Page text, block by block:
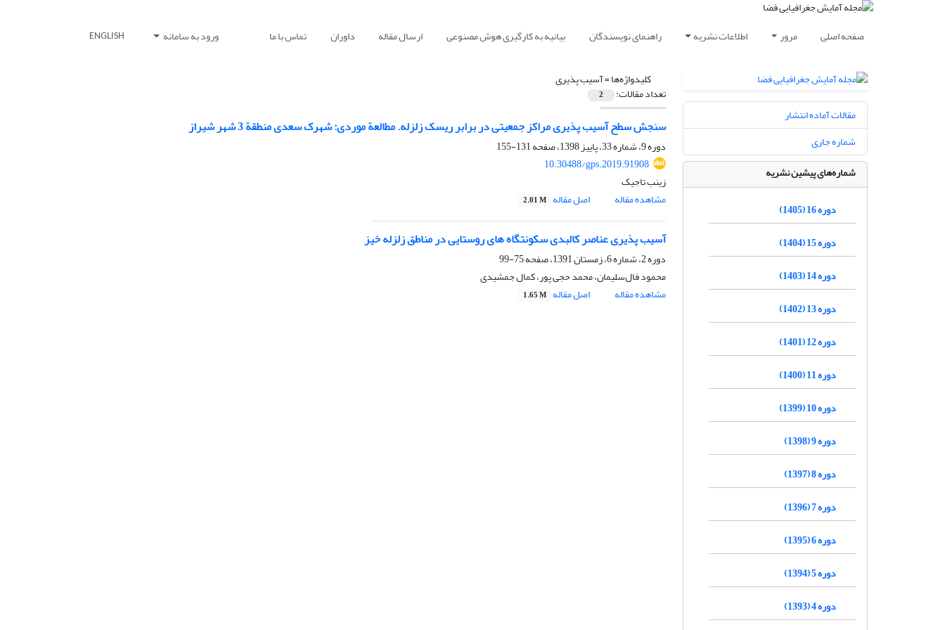
صفحه اصلی مرور اطلاعات نشریه راهنمای نویسندگان بیانیه به کارگیری هوش مصنوعی ارسال مقاله داوران تماس با ما ورود به سامانه ENGLISH
کلیدواژه‌ها =آسیب پذیری
تعداد مقالات: 2
سنجش سطح آسیب پذیری مراکز جمعیتی در برابر ریسک زلزله. مطالعة موردی: شهرک سعدی منطقة 3 شهر شیراز
دوره 9، شماره 33، پاییز 1398، صفحه
131-155
10.30488/gps.2019.91908
زینب تاجیک
مشاهده مقاله
اصل مقاله 2.01 M
آسیب پذیری عناصر کالبدی سکونتگاه های روستایی در مناطق زلزله خیز
دوره 2، شماره 6، زمستان 1391، صفحه
75-99
محمود فال‌سلیمان، محمد حجی پور، کمال جمشیدی
مشاهده مقاله
اصل مقاله 1.65 M
مقالات آماده انتشار
شماره جاری
شماره‌های پیشین نشریه
دوره 16 (1405)
دوره 15 (1404)
دوره 14 (1403)
دوره 13 (1402)
دوره 12 (1401)
دوره 11 (1400)
دوره 10 (1399)
دوره 9 (1398)
دوره 8 (1397)
دوره 7 (1396)
دوره 6 (1395)
دوره 5 (1394)
دوره 4 (1393)